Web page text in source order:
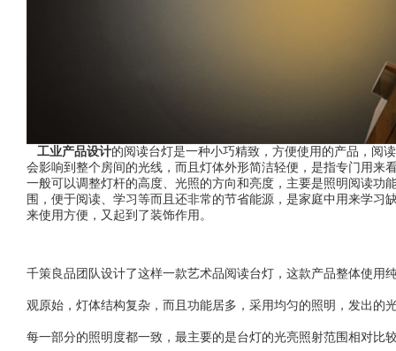
工业产品设计的阅读台灯是一种小巧精致，方便使用的产品，阅
会影响到整个房间的光线，而且灯体外形简洁轻便，是指专门用来
一般可以调整灯杆的高度、光照的方向和亮度，主要是照明阅读功
围，便于阅读、学习等而且还非常的节省能源，是家庭中用来学习
来使用方便，又起到了装饰作用。
千策良品团队设计了这样一款艺术品阅读台灯，这款产品整体使用
观原始，灯体结构复杂，而且功能居多，采用均匀的照明，发出的
每一部分的照明度都一致，最主要的是台灯的光亮照射范围相对比